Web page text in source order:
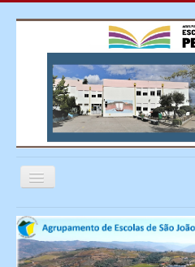
Ativar/Desativar